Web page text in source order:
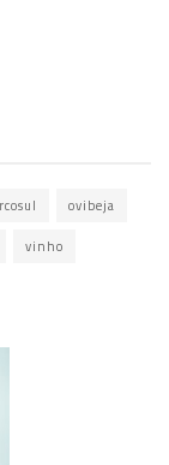
ovibeja
vinho